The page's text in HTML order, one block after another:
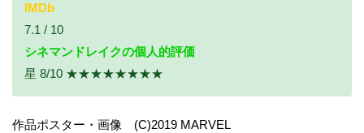
IMDb
7.1 / 10
シネマンドレイクの個人的評価
星 8/10 ★★★★★★★★
作品ポスター・画像 (C)2019 MARVEL